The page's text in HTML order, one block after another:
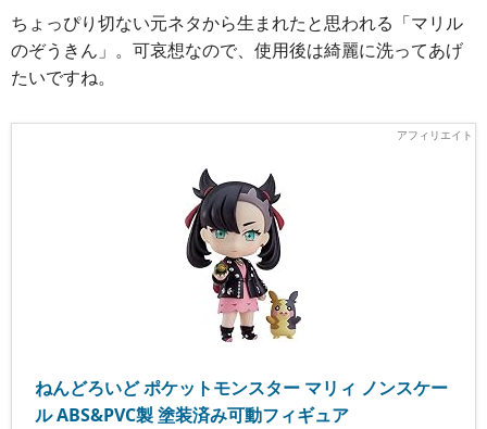
ちょっぴり切ない元ネタから生まれたと思われる「マリル
のぞうきん」。可哀想なので、使用後は綺麗に洗ってあげ
たいですね。
ねんどろいど ポケットモンスター マリィ ノンスケー
ル ABS&PVC製 塗装済み可動フィギュア